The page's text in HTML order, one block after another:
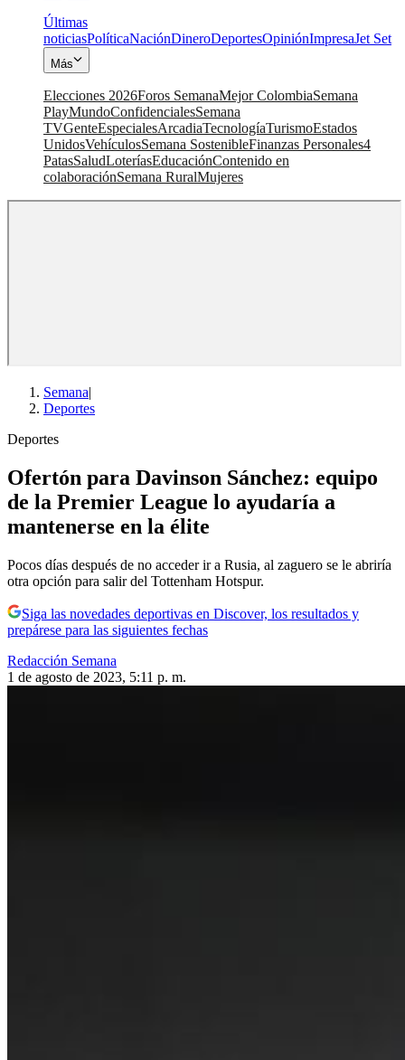
Últimas
noticiasPolíticaNaciónDineroDeportesOpiniónImpresaJet Set
Más
Elecciones 2026Foros SemanaMejor ColombiaSemana
PlayMundoConfidencialesSemana
TVGenteEspecialesArcadiaTecnologíaTurismoEstados
UnidosVehículosSemana SostenibleFinanzas Personales4
PatasSaludLoteríasEducaciónContenido en
colaboraciónSemana RuralMujeres
Semana|
Deportes
Deportes
Ofertón para Davinson Sánchez: equipo
de la Premier League lo ayudaría a
mantenerse en la élite
Pocos días después de no acceder ir a Rusia, al zaguero se le abriría
otra opción para salir del Tottenham Hotspur.
Siga las novedades deportivas en Discover, los resultados y
prepárese para las siguientes fechas
Redacción Semana
1 de agosto de 2023, 5:11 p. m.